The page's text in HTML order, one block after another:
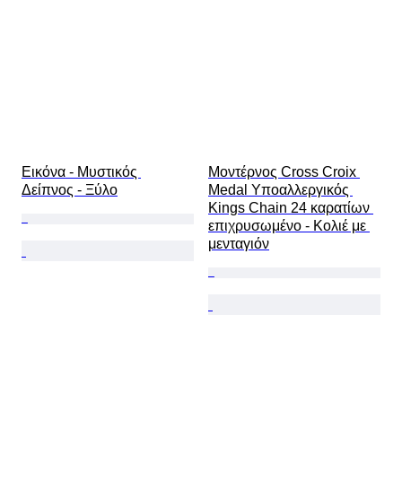
Εικόνα - Μυστικός
Δείπνος - Ξύλο
Μοντέρνος Cross Croix
Medal Υποαλλεργικός
Kings Chain 24 καρατίων
επιχρυσωμένο - Κολιέ με
μενταγιόν